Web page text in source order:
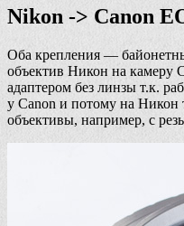
Nikon -> Canon
Оба крепления —
объектив Никон на камеру
адаптером без линзы т.к.
у Canon и потому на Никон
объективы, например, с